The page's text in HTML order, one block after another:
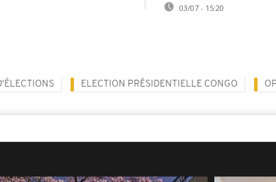
03/07 - 15:20
ELECTION PRÉSIDENTIELLE CONGO